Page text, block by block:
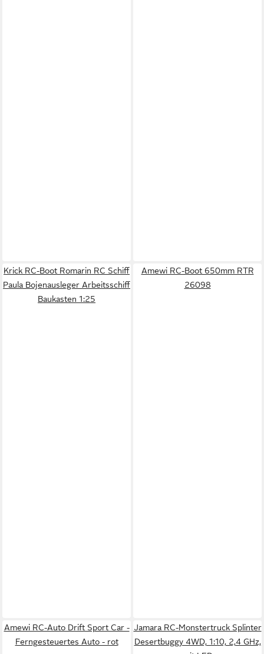
Krick RC-Boot Romarin RC Schiff
Paula Bojenausleger Arbeitsschiff
Baukasten 1:25
Amewi RC-Boot 650mm RTR
26098
Amewi RC-Auto Drift Sport Car -
Ferngesteuertes Auto - rot
Jamara RC-Monstertruck Splinter
Desertbuggy 4WD, 1:10, 2,4 GHz,